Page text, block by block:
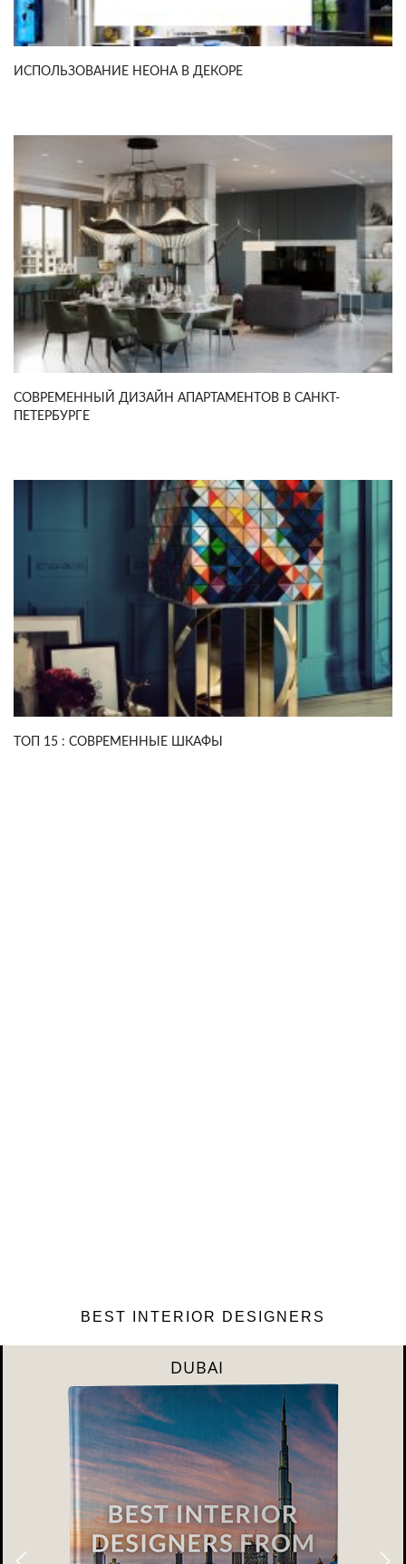
ИСПОЛЬЗОВАНИЕ НЕОНА В ДЕКОРЕ
СОВРЕМЕННЫЙ ДИЗАЙН АПАРТАМЕНТОВ В САНКТ-
ПЕТЕРБУРГЕ
ТОП 15 : СОВРЕМЕННЫЕ ШКАФЫ
BEST INTERIOR DESIGNERS